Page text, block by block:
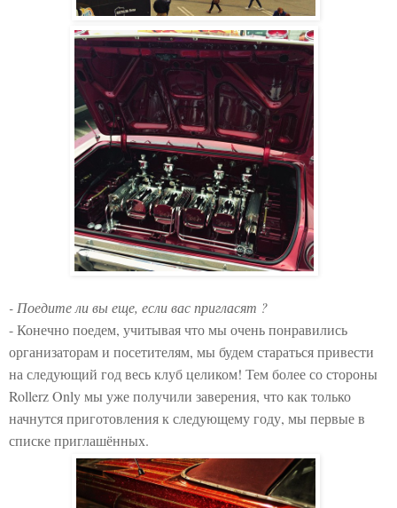
- Поедите ли вы еще, если вас пригласят ?
- Конечно поедем, учитывая что мы очень понравились
организаторам и посетителям, мы будем стараться привести
на следующий год весь клуб целиком! Тем более со стороны
Rollerz Only мы уже получили заверения, что как только
начнутся приготовления к следующему году, мы первые в
списке приглашённых.